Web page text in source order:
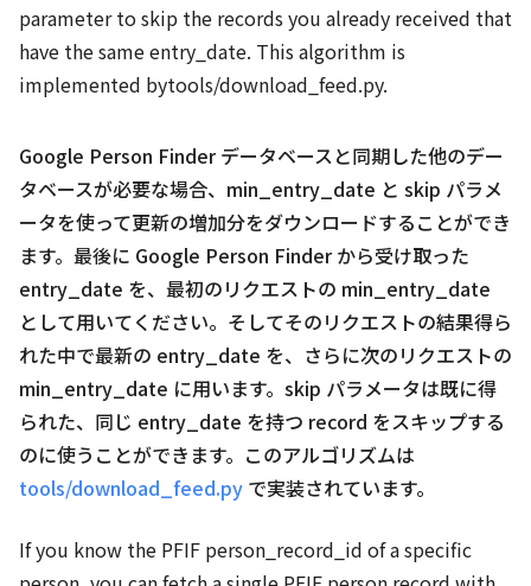
parameter to skip the records you already received that
have the same entry_date. This algorithm is
implemented bytools/download_feed.py.
Google Person Finder データベースと同期した他のデー
タベースが必要な場合、min_entry_date と skip パラメ
ータを使って更新の増加分をダウンロードすることができ
ます。最後に Google Person Finder から受け取った
entry_date を、最初のリクエストの min_entry_date
として用いてください。そしてそのリクエストの結果得ら
れた中で最新の entry_date を、さらに次のリクエストの
min_entry_date に用います。skip パラメータは既に得
られた、同じ entry_date を持つ record をスキップする
のに使うことができます。このアルゴリズムは
tools/download_feed.py で実装されています。
If you know the PFIF person_record_id of a specific